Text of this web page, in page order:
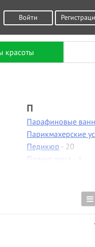
Войти
красоты
П
Парафиновые
Парикмахерские
Педикюр - 20
Пилинг лица